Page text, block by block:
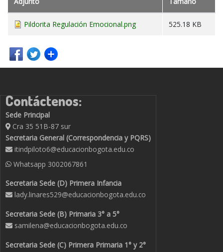
Pildorita Regulación Emocional.png 525.18 KB
Contáctenos:
Sede Principal
Cra 35 51B-87 sur
Secretaria General (Correspondencia y PQRS)
itindpiloto6@educacionbogota.edu.co
Whatsapp 3002067861
Secretaria Sede (D) Primera Infancia
lady.linares529@educacionbogota.edu.co
Secretaria Sede (B) Primaria 3° a 5°
samilena@educacionbogota.edu.co
Secretaria Sede (C) Primera Primaria 1° y 2°